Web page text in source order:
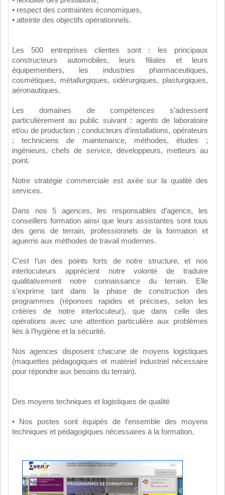
• respect des contraintes économiques,
• atteinte des objectifs opérationnels.
Les 500 entreprises clientes sont : les principaux
constructeurs automobiles, leurs filiales et leurs
équipementiers, les industries pharmaceutiques,
cosmétiques, métallurgiques, sidérurgiques, plasturgiques,
aéronautiques.
Les domaines de compétences s’adressent
particulièrement au public suivant : agents de laboratoire
et/ou de production ; conducteurs d’installations, opérateurs
; techniciens de maintenance, méthodes, études ;
ingénieurs, chefs de service, développeurs, metteurs au
point.
Notre stratégie commerciale est axée sur la qualité des
services.
Dans nos 5 agences, les responsables d’agence, les
conseillers formation ainsi que leurs assistantes sont tous
des gens de terrain, professionnels de la formation et
aguerris aux méthodes de travail modernes.
C’est l’un des points forts de notre structure, et nos
interlocuteurs apprécient notre volonté de traduire
qualitativement notre connaissance du terrain. Elle
s’exprime tant dans la phase de construction des
programmes (réponses rapides et précises, selon les
critères de notre interlocuteur), que dans celle des
opérations avec une attention particulière aux problèmes
liés à l’hygiène et la sécurité.
Nos agences disposent chacune de moyens logistiques
(maquettes pédagogiques et matériel industriel nécessaire
pour répondre aux besoins du terrain).
Des moyens techniques et logistiques de qualité
• Nos postes sont équipés de l’ensemble des moyens
techniques et pédagogiques nécessaires à la formation.